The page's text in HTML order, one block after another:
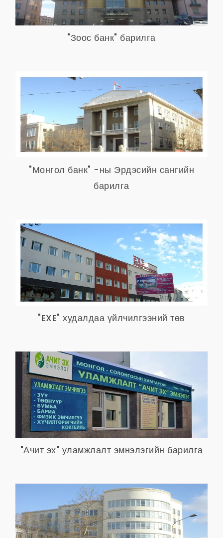
"Зоос банк" барилга
"Монгол банк" -ны Эрдэсийн сангийн
барилга
"EXE" худалдаа үйлчилгээний төв
"Ачит эх" уламжлалт эмнэлэгийн барилга